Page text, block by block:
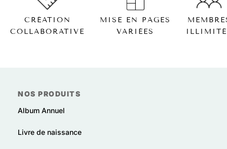
CRÉATION
COLLABORATIVE
MISE EN PAGES
VARIÉES
NOS PRODUITS
Album Annuel
Livre de naissance